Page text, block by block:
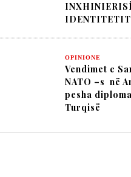
IDENTITETIT
OPINIONE
Vendimet e
NATO –s në
pesha
Turqisë